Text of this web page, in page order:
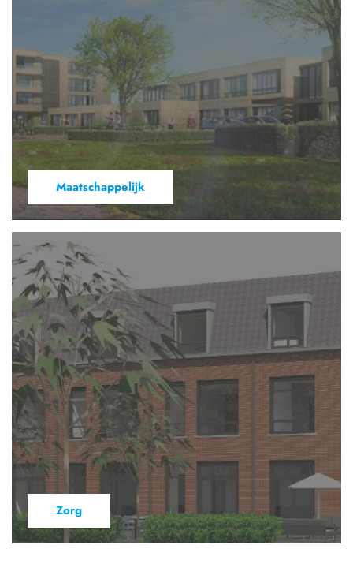
Maatschappelijk
Zorg